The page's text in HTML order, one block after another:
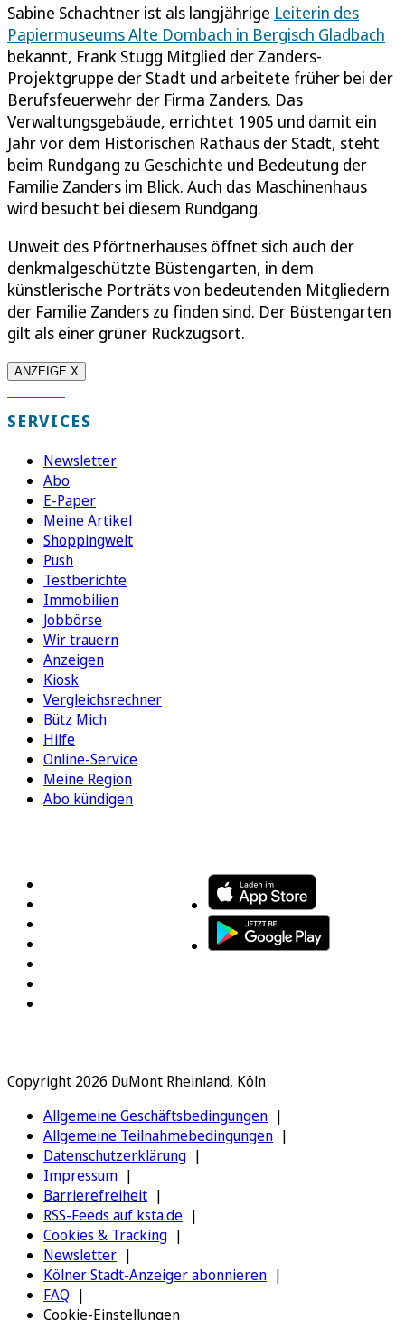
Sabine Schachtner ist als langjährige Leiterin des
Papiermuseums Alte Dombach in Bergisch Gladbach
bekannt, Frank Stugg Mitglied der Zanders-
Projektgruppe der Stadt und arbeitete früher bei der
Berufsfeuerwehr der Firma Zanders. Das
Verwaltungsgebäude, errichtet 1905 und damit ein
Jahr vor dem Historischen Rathaus der Stadt, steht
beim Rundgang zu Geschichte und Bedeutung der
Familie Zanders im Blick. Auch das Maschinenhaus
wird besucht bei diesem Rundgang.
Unweit des Pförtnerhauses öffnet sich auch der
denkmalgeschützte Büstengarten, in dem
künstlerische Porträts von bedeutenden Mitgliedern
der Familie Zanders zu finden sind. Der Büstengarten
gilt als einer grüner Rückzugsort.
ANZEIGE X
SERVICES
Newsletter
Abo
E-Paper
Meine Artikel
Shoppingwelt
Push
Testberichte
Immobilien
Jobbörse
Wir trauern
Anzeigen
Kiosk
Vergleichsrechner
Bütz Mich
Hilfe
Online-Service
Meine Region
Abo kündigen
Copyright 2026 DuMont Rheinland, Köln
Allgemeine Geschäftsbedingungen
Allgemeine Teilnahmebedingungen
Datenschutzerklärung
Impressum
Barrierefreiheit
RSS-Feeds auf ksta.de
Cookies & Tracking
Newsletter
Kölner Stadt-Anzeiger abonnieren
FAQ
Cookie-Einstellungen